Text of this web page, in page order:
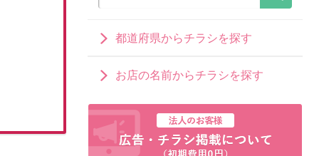
都道府県からチラシを探す
お店の名前からチラシを探す